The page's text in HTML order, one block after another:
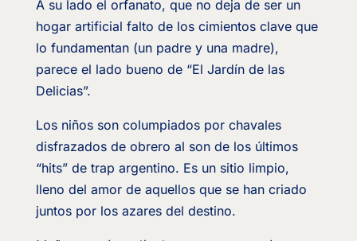
A su lado el orfanato, que no deja de ser un
hogar artificial falto de los cimientos clave que
lo fundamentan (un padre y una madre),
parece el lado bueno de “El Jardín de las
Delicias”.
Los niños son columpiados por chavales
disfrazados de obrero al son de los últimos
“hits” de trap argentino. Es un sitio limpio,
lleno del amor de aquellos que se han criado
juntos por los azares del destino.